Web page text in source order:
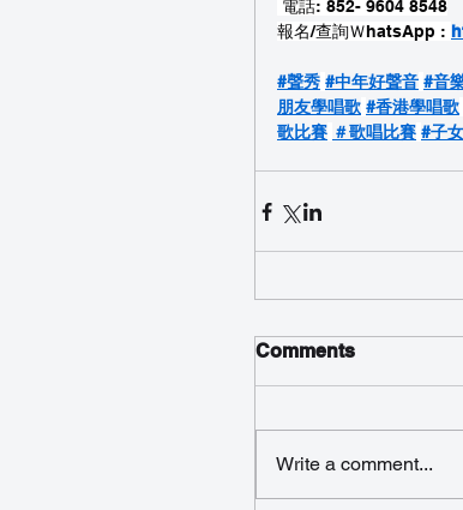
電話: 852- 9604 8548
報名/查詢ＷhatsApp :
#聲秀 #中年好聲音 #音
朋友學唱歌 #香港學唱歌
歌比賽 ＃歌唱比賽 #子
Comments
Write a comment...